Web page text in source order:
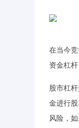
在当今
资金杠
股市杠
金进行
风险，